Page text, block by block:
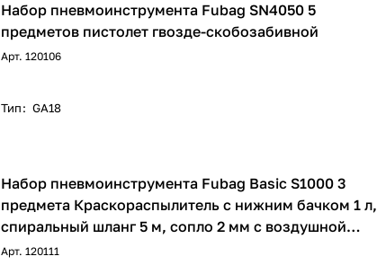
Набор пневмоинструмента Fubag SN4050 5
предметов пистолет гвозде-скобозабивной
Арт. 120106
Тип: GA18
Набор пневмоинструмента Fubag Basic S1000 3
предмета Краскораспылитель с нижним бачком 1 л,
спиральный шланг 5 м, сопло 2 мм с воздушной
головкой и иглой)
Арт. 120111